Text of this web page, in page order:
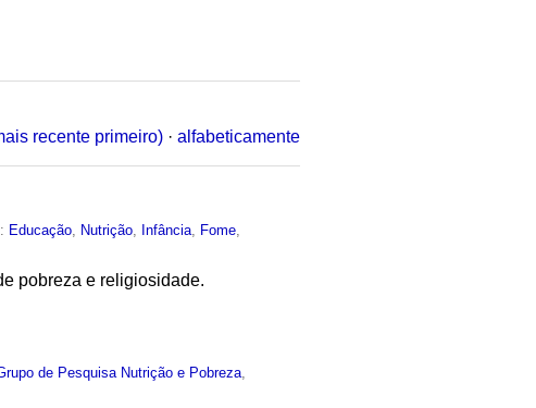
recente primeiro) · alfabeticamente
Educação Nutrição Infância Fome
pobreza e religiosidade.
de Pesquisa Nutrição e Pobreza